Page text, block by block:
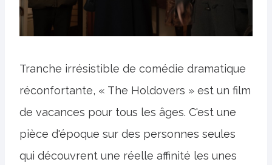
Tranche irrésistible de comédie dramatique
réconfortante, « The Holdovers » est un film
de vacances pour tous les âges. C'est une
pièce d'époque sur des personnes seules
qui découvrent une réelle affinité les unes